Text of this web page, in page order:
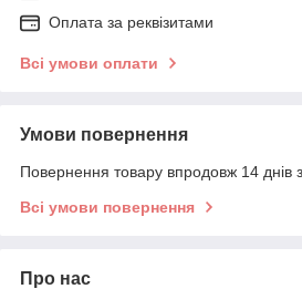
Оплата за реквізитами
Всі умови оплати
Умови повернення
Повернення товару впродовж 14 днів
Всі умови повернення
Про нас